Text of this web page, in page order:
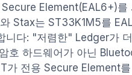
Element(EAL6+)
Stax는 ST33K1M5를
니다: "저렴한" Ledger가
호 하드웨어가 아닌
가 전용 Secure Element